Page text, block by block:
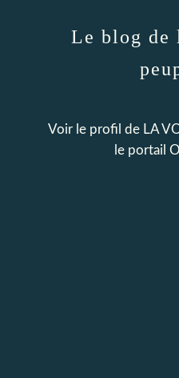
Le blog de
Voir le profil de LA
le portail